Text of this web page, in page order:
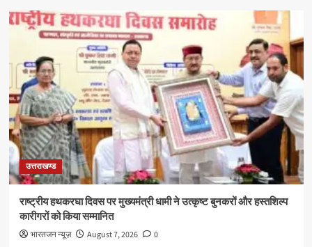
उत्तराखण्ड
राष्ट्रीय हथकरघा दिवस पर मुख्यमंत्री धामी ने उत्कृष्ट बुनकरों और हस्तशिल्प
कारीगरों को किया सम्मानित
भारतजन न्यूज़ August 7, 2026 0